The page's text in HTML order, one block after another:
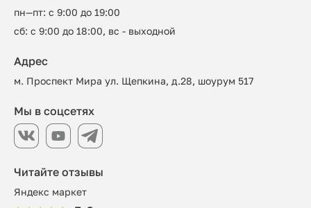
пн—пт: с 9:00 до 19:00
сб: с 9:00 до 18:00, вс - выходной
Читайте отзывы
Яндекс маркет
Адрес
м. Проспект Мира ул. Щепкина, д.28, шоурум 517
Мы в соцсетях